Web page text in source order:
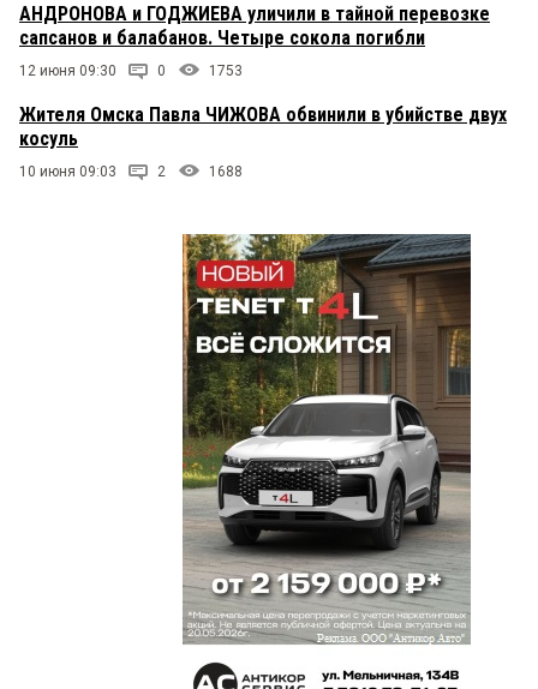
АНДРОНОВА и ГОДЖИЕВА уличили в тайной перевозке
сапсанов и балабанов. Четыре сокола погибли
12 июня 09:30 0 1753
Жителя Омска Павла ЧИЖОВА обвинили в убийстве двух
косуль
10 июня 09:03 2 1688